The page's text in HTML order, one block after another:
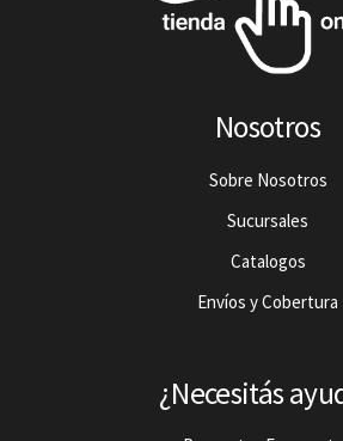
Nosotros
Sobre Nosotros
Sucursales
Catalogos
Envíos y Cobertura
¿Necesitás